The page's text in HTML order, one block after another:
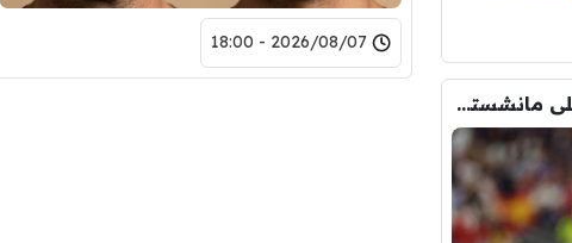
2026/08/07 - 18:00
برشلونة يعرض صفقة تبادلية على مانشستر سيتي